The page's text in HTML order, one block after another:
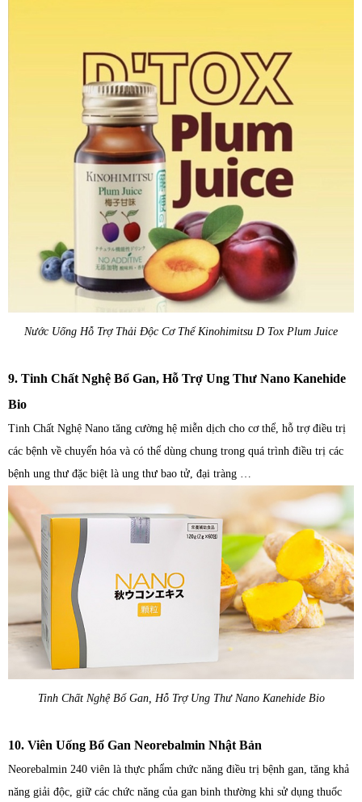
Nước Uống Hỗ Trợ Thải Độc Cơ Thể Kinohimitsu D Tox Plum Juice
9. Tinh Chất Nghệ Bổ Gan, Hỗ Trợ Ung Thư Nano Kanehide
Bio
Tinh Chất Nghệ Nano tăng cường hệ miễn dịch cho cơ thể, hỗ trợ điều trị
các bệnh về chuyển hóa và có thể dùng chung trong quá trình điều trị các
bệnh ung thư đặc biệt là ung thư bao tử, đại tràng …
Tinh Chất Nghệ Bổ Gan, Hỗ Trợ Ung Thư Nano Kanehide Bio
10. Viên Uống Bổ Gan Neorebalmin Nhật Bản
Neorebalmin 240 viên là thực phẩm chức năng điều trị bệnh gan, tăng khả
năng giải độc, giữ các chức năng của gan binh thường khi sử dụng thuốc